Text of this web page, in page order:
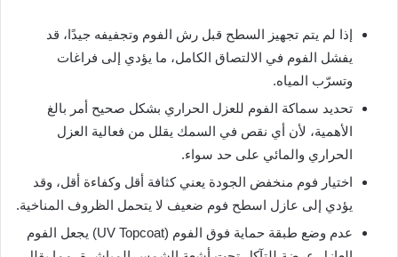
إذا لم يتم تجهيز السطح قبل رش الفوم وتجفيفه جيدًا، قد
يفشل الفوم في الالتصاق الكامل، ما يؤدي إلى فراغات
وتسرّب المياه.
تحديد سماكة الفوم للعزل الحراري بشكل صحيح أمر بالغ
الأهمية، لأن أي نقص في السمك يقلل من فعالية العزل
الحراري والمائي على حد سواء.
اختيار فوم منخفض الجودة يعني كثافة أقل وكفاءة أقل، وقد
يؤدي إلى عازل اسطح فوم ضعيف لا يتحمل الظروف المناخية.
عدم وضع طبقة حماية فوق الفوم (UV Topcoat) يجعل الفوم